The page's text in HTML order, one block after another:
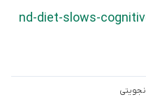
nd-diet-slows-